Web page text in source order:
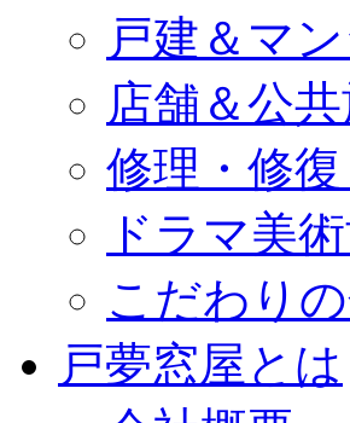
戸建＆マ
店舗＆公
修理・修
ドラマ美
こだわり
戸夢窓屋とは